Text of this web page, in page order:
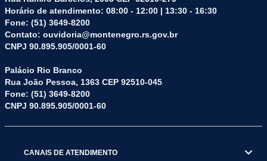
Horário de atendimento: 08:00 - 12:00 | 13:30 - 16:30
Fone: (51) 3649-8200
Contato: ouvidoria@montenegro.rs.gov.br
CNPJ 90.895.905/0001-60
Palácio Rio Branco
Rua João Pessoa, 1363 CEP 92510-045
Fone: (51) 3649-8200
CNPJ 90.895.905/0001-60
CANAIS DE ATENDIMENTO